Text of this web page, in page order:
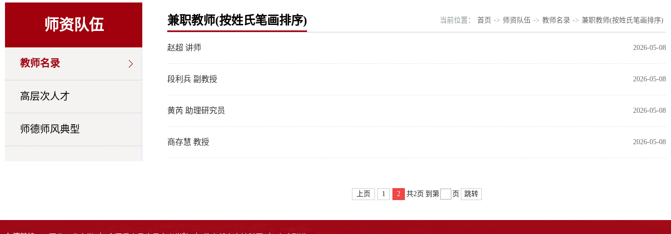
师资队伍
教师名录
高层次人才
师德师风典型
兼职教师(按姓氏笔画排序) 当前位置： 首页 -> 师资队伍 -> 教师名录 -> 兼职教师(按姓氏笔画排序)
2026-05-08
赵超 讲师
2026-05-08
段利兵 副教授
2026-05-08
黄芮 助理研究员
2026-05-08
商存慧 教授
上页 1 2 共2页 到第 页 跳转